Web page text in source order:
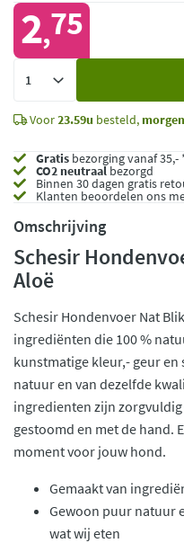
2,75
Voor23.59u besteld, morgen
Gratis bezorging vanaf 35,-
CO2 neutraalbezorgd
Binnen 30 dagen gratis
Klanten beoordelen ons
Omschrijving
Schesir
Aloë
Schesir Hondenvoer Nat
ingrediënten die 100 %
kunstmatige kleur,- geur
natuur en van dezelfde
ingredienten zijn
gestoomd en met de hand.
moment voor jouw hond.
Gemaakt van
Gewoon puur natuur
wat wij eten